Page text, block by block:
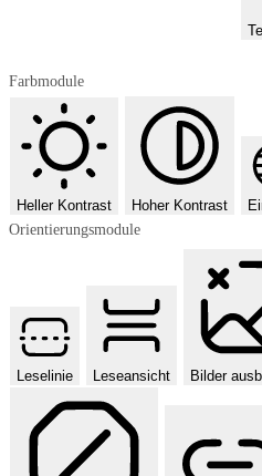
Farbmodule
Heller Kontrast Hoher Kontrast
Orientierungsmodule
Leselinie Leseansicht Bilder